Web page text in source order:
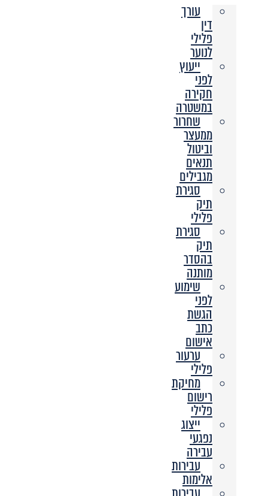
עורך
דין
פלילי
לנוער
ייעוץ
לפני
חקירה
במשטרה
שחרור
ממעצר
וביטול
תנאים
מגבילים
סגירת
תיק
פלילי
סגירת
תיק
בהסדר
מותנה
שימוע
לפני
הגשת
כתב
אישום
ערעור
פלילי
מחיקת
רישום
פלילי
ייצוג
נפגעי
עבירה
עבירות
אלימות